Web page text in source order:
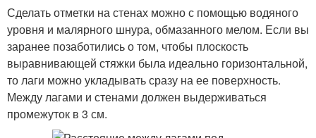
Сделать отметки на стенах можно с помощью водяного
уровня и малярного шнура, обмазанного мелом. Если вы
заранее позаботились о том, чтобы плоскость
выравнивающей стяжки была идеально горизонтальной,
то лаги можно укладывать сразу на ее поверхность.
Между лагами и стенами должен выдерживаться
промежуток в 3 см.